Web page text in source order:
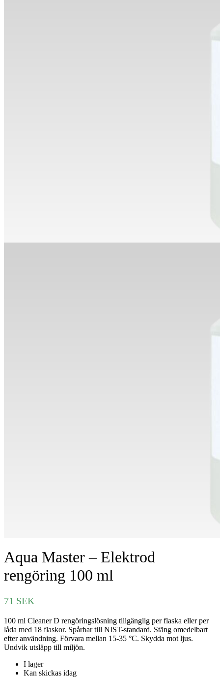
Aqua Master – Elektrod
rengöring 100 ml
71 SEK
100 ml Cleaner D rengöringslösning tillgänglig per flaska eller per
låda med 18 flaskor. Spårbar till NIST-standard. Stäng omedelbart
efter användning. Förvara mellan 15-35 °C. Skydda mot ljus.
Undvik utsläpp till miljön.
I lager
Kan skickas idag